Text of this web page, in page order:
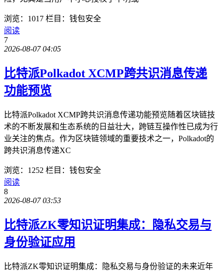
浏览：1017 栏目：钱包安全
阅读
7
2026-08-07 04:05
比特派Polkadot XCMP跨共识消息传递
功能预览
比特派Polkadot XCMP跨共识消息传递功能预览随着区块链技
术的不断发展和生态系统的日益壮大，跨链互操作性已成为行
业关注的焦点。作为区块链领域的重要技术之一，Polkadot的
跨共识消息传递XC
浏览：1252 栏目：钱包安全
阅读
8
2026-08-07 03:53
比特派ZK零知识证明集成：隐私交易与
身份验证应用
比特派ZK零知识证明集成：隐私交易与身份验证的未来近年